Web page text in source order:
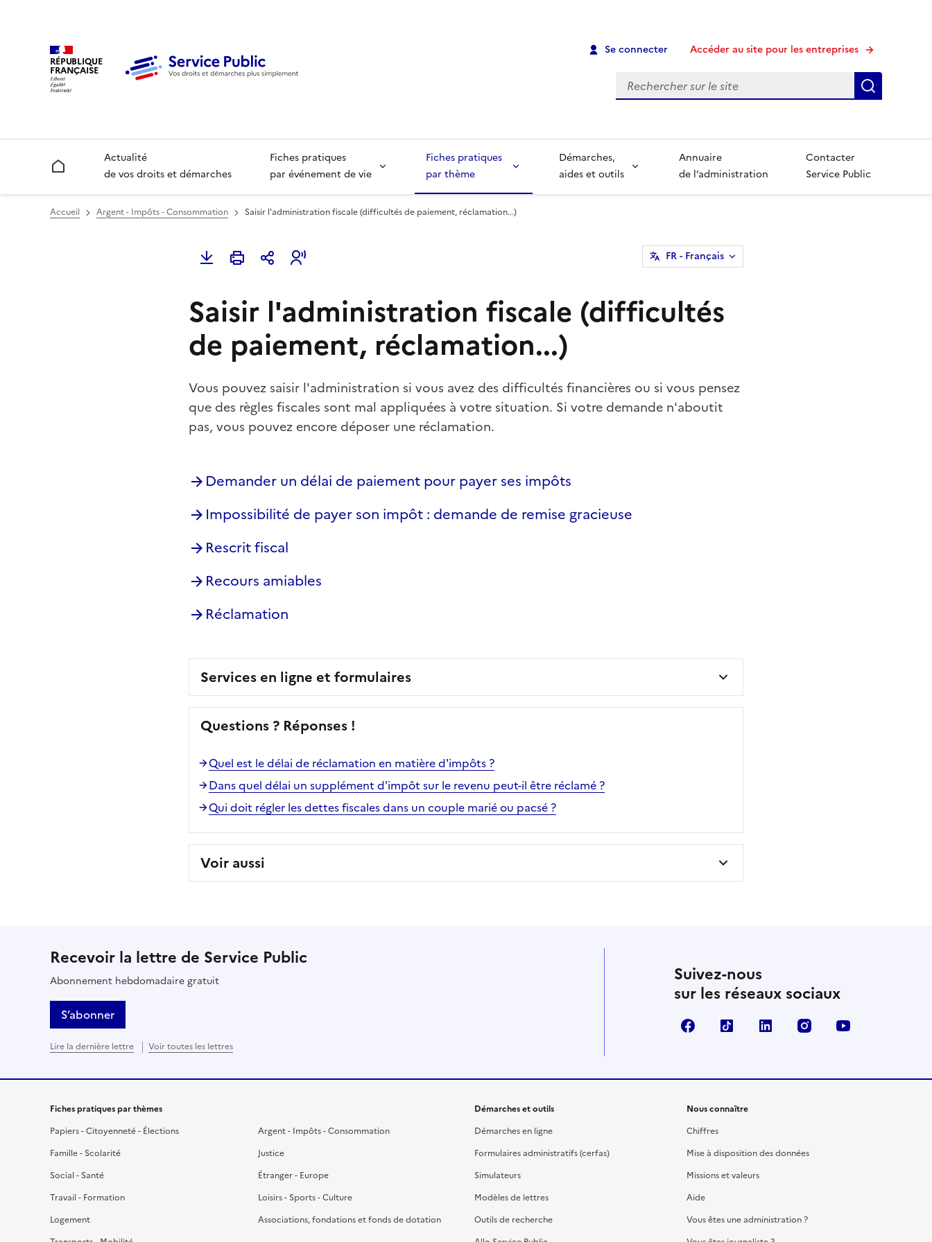
RÉPUBLIQUE
FRANÇAISE
Se connecter Accéder au site pour les entreprises
Recherche
Accueil
Actualité
de vos droits et démarches
Fiches pratiques
par événement de vie
Fiches pratiques
par thème
Démarches,
aides et outils
Annuaire
de l’administration
Contacter
Service Public
Accueil Argent - Impôts - Consommation Saisir l'administration fiscale (difficultés de paiement, réclamation...)
FR- Français
Saisir l'administration fiscale (difficultés
de paiement, réclamation...)
Vous pouvez saisir l'administration si vous avez des difficultés financières ou si vous pensez
que des règles fiscales sont mal appliquées à votre situation. Si votre demande n'aboutit
pas, vous pouvez encore déposer une réclamation.
Demander un délai de paiement pour payer ses impôts
Impossibilité de payer son impôt : demande de remise gracieuse
Rescrit fiscal
Recours amiables
Réclamation
Services en ligne et formulaires
Questions ? Réponses !
Quel est le délai de réclamation en matière d'impôts ?
Dans quel délai un supplément d'impôt sur le revenu peut-il être réclamé ?
Qui doit régler les dettes fiscales dans un couple marié ou pacsé ?
Voir aussi
Recevoir la lettre de Service Public
Abonnement hebdomadaire gratuit
S’abonner
Lire la dernière lettre Voir toutes les lettres
Suivez-nous
sur les réseaux sociaux
FacebookTikTok LinkedIn Instagram
Fiches pratiques par thèmes
Papiers - Citoyenneté - Élections
Famille - Scolarité
Social - Santé
Travail - Formation
Logement
Argent - Impôts - Consommation
Justice
Étranger - Europe
Loisirs - Sports - Culture
Associations, fondations et fonds de dotation
Démarches et outils
Démarches en ligne
Formulaires administratifs (cerfas)
Simulateurs
Modèles de lettres
Outils de recherche
Nous connaître
Chiffres
Mise à disposition des données
Missions et valeurs
Aide
Vous êtes une administration ?